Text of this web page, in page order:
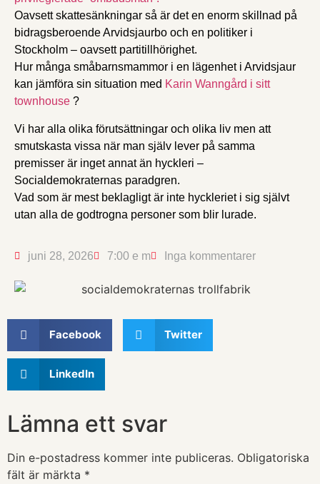
Oavsett skattesänkningar så är det en enorm skillnad på
bidragsberoende Arvidsjaurbo och en politiker i
Stockholm – oavsett partitillhörighet.
Hur många småbarnsmammor i en lägenhet i Arvidsjaur
kan jämföra sin situation med Karin Wanngård i sitt
townhouse ?
Vi har alla olika förutsättningar och olika liv men att
smutskasta vissa när man själv lever på samma
premisser är inget annat än hyckleri –
Socialdemokraternas paradgren.
Vad som är mest beklagligt är inte hyckleriet i sig självt
utan alla de godtrogna personer som blir lurade.
juni 28, 2026 7:00 e m Inga kommentarer
Facebook Twitter
LinkedIn
Lämna ett svar
Din e-postadress kommer inte publiceras. Obligatoriska
fält är märkta *